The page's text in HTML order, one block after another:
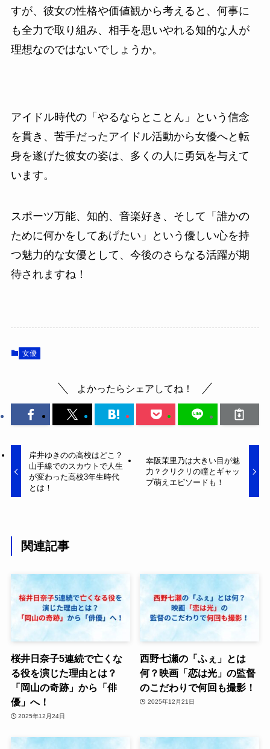
すが、彼女の性格や価値観から考えると、何事に
も全力で取り組み、相手を思いやれる知的な人が
理想なのではないでしょうか。
アイドル時代の「やるならとことん」という信念
を貫き、苦手だったアイドル活動から女優へと転
身を遂げた彼女の姿は、多くの人に勇気を与えて
います。
スポーツ万能、知的、音楽好き、そして「誰かの
ために何かをしてあげたい」という優しい心を持
つ魅力的な女優として、今後のさらなる活躍が期
待されますね！
女優
よかったらシェアしてね！
岸井ゆきのの高校はどこ？
山手線でのスカウトで人生
が変わった高校3年生時代
とは！
幸阪茉里乃は大きい目が魅
力？クリクリの瞳とギャッ
プ萌えエピソードも！
関連記事
桜井日奈子5連続で亡くな
る役を演じた理由とは？
「岡山の奇跡」から「俳
優」へ！
2025年12月24日
西野七瀬の「ふぇ」とは
何？映画「恋は光」の監督
のこだわりで何回も撮影！
2025年12月21日